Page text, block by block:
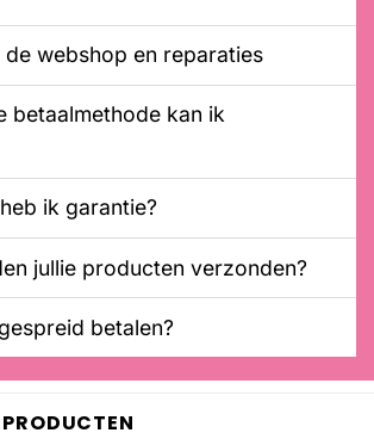
de webshop en reparaties
betaalmethode kan ik
ik garantie?
jullie producten verzonden?
betalen?